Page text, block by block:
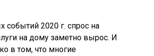
событий 2020 г. спрос на
на дому заметно вырос. И
в том, что многие